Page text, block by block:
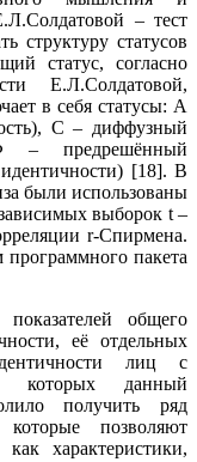
– тест
структуру статусов
статус, согласно
Е.Л.Солдатовой,
в себя статусы: А
С – диффузный
– предрешённый
[18]. В
были использованы
выборок t –
r-Спирмена.
программного пакета
общего
её отдельных
лиц с
данный
получить ряд
которые позволяют
характеристики,